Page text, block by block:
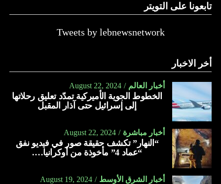
تابعونا على التويتر
Tweets by lebnewsnetwork
أخر الاخبار
أخبار العالم August 22, 2024
الخطوط الجوية الأميركية تمدّد تعليق رحلاتها
إلى إسرائيل حتى آذار المقبل
أخبار مباشرة August 22, 2024
“النهار” تكشف حقيقة صور في فيديو نفق
“عماد 4” مأخوذة من أوكرانيا….
أخبار الشرق الأوسط August 19, 2024